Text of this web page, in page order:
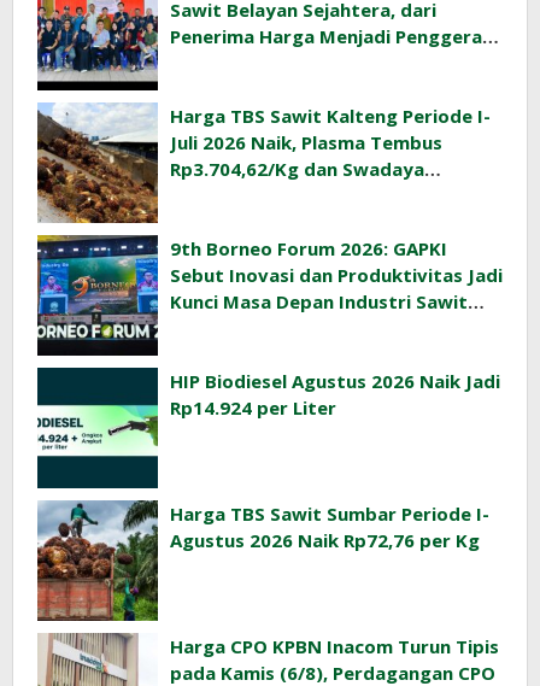
Sawit Belayan Sejahtera, dari
Penerima Harga Menjadi Penggerak
Harga TBS Sawit Kalteng Periode I-
Juli 2026 Naik, Plasma Tembus
Rp3.704,62/Kg dan Swadaya
9th Borneo Forum 2026: GAPKI
Sebut Inovasi dan Produktivitas Jadi
Kunci Masa Depan Industri Sawit
HIP Biodiesel Agustus 2026 Naik Jadi
Rp14.924 per Liter
Harga TBS Sawit Sumbar Periode I-
Agustus 2026 Naik Rp72,76 per Kg
Harga CPO KPBN Inacom Turun Tipis
pada Kamis (6/8), Perdagangan CPO